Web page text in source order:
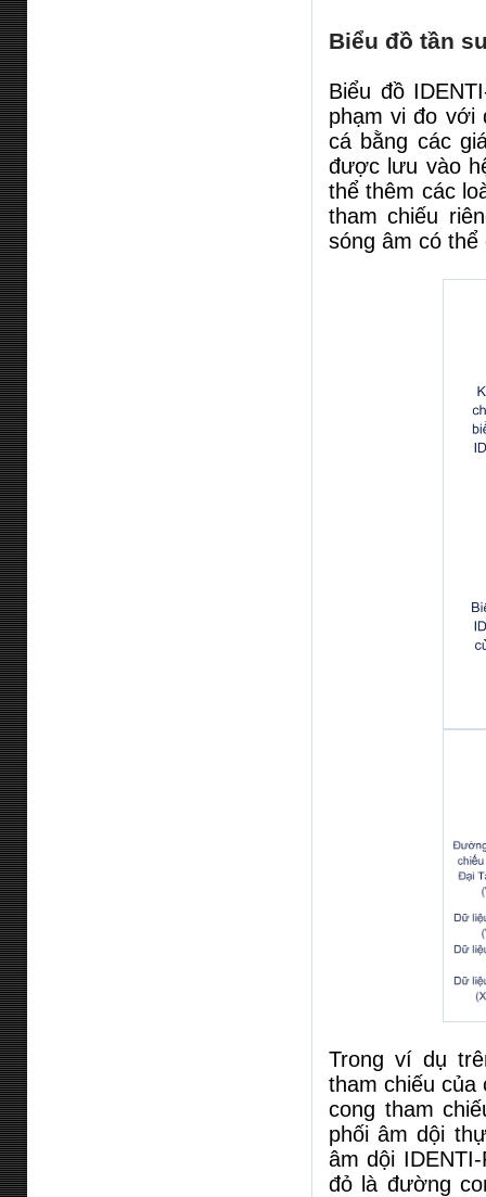
Biểu đồ tần
Biểu đồ
phạm vi đo với
cá bằng các
được lưu vào
thể thêm các
tham chiếu
sóng âm có
Trong ví dụ
tham chiếu
cong tham
phối âm dội
âm dội
đỏ là đường